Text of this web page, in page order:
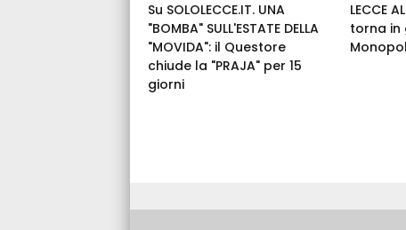
Su SOLOLECCE.IT. UNA
"BOMBA" SULL'ESTATE DELLA
"MOVIDA": il Questore
chiude la "PRAJA" per 15
giorni
LECCE
torna in